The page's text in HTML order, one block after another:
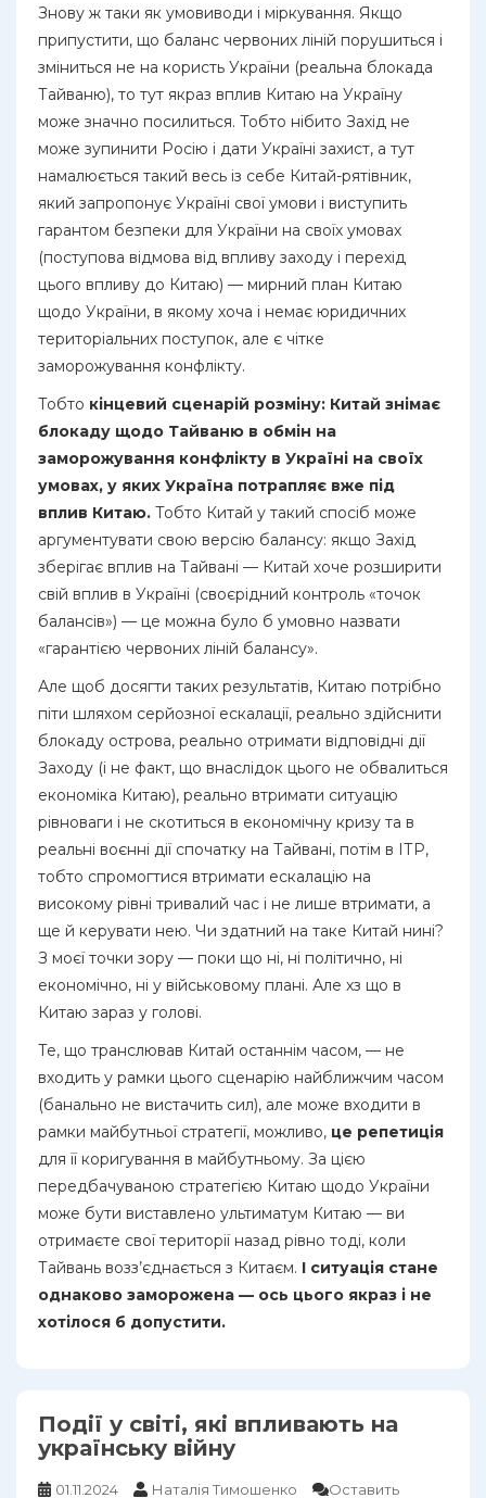
Знову ж таки як умовиводи і міркування. Якщо
припустити, що баланс червоних ліній порушиться і
зміниться не на користь України (реальна блокада
Тайваню), то тут якраз вплив Китаю на Україну
може значно посилиться. Тобто нібито Захід не
може зупинити Росію і дати Україні захист, а тут
намалюється такий весь із себе Китай-рятівник,
який запропонує Україні свої умови і виступить
гарантом безпеки для України на своїх умовах
(поступова відмова від впливу заходу і перехід
цього впливу до Китаю) — мирний план Китаю
щодо України, в якому хоча і немає юридичних
територіальних поступок, але є чітке
заморожування конфлікту.
Тобто кінцевий сценарій розміну: Китай знімає
блокаду щодо Тайваню в обмін на
заморожування конфлікту в Україні на своїх
умовах, у яких Україна потрапляє вже під
вплив Китаю. Тобто Китай у такий спосіб може
аргументувати свою версію балансу: якщо Захід
зберігає вплив на Тайвані — Китай хоче розширити
свій вплив в Україні (своєрідний контроль «точок
балансів») — це можна було б умовно назвати
«гарантією червоних ліній балансу».
Але щоб досягти таких результатів, Китаю потрібно
піти шляхом серйозної ескалації, реально здійснити
блокаду острова, реально отримати відповідні дії
Заходу (і не факт, що внаслідок цього не обвалиться
економіка Китаю), реально втримати ситуацію
рівноваги і не скотиться в економічну кризу та в
реальні воєнні дії спочатку на Тайвані, потім в ІТР,
тобто спромогтися втримати ескалацію на
високому рівні тривалий час і не лише втримати, а
ще й керувати нею. Чи здатний на таке Китай нині?
З моєї точки зору — поки що ні, ні політично, ні
економічно, ні у військовому плані. Але хз що в
Китаю зараз у голові.
Те, що транслював Китай останнім часом, — не
входить у рамки цього сценарію найближчим часом
(банально не вистачить сил), але може входити в
рамки майбутньої стратегії, можливо, це репетиція
для її коригування в майбутньому. За цією
передбачуваною стратегією Китаю щодо України
може бути виставлено ультиматум Китаю — ви
отримаєте свої території назад рівно тоді, коли
Тайвань возз’єднається з Китаєм. І ситуація стане
однаково заморожена — ось цього якраз і не
хотілося б допустити.
Події у світі, які впливають на
українську війну
01.11.2024 Наталія Тимошенко Оставить